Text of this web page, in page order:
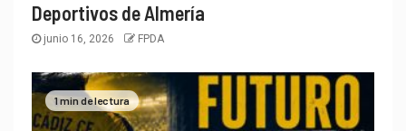
Deportivos de Almería
junio 16, 2026 FPDA
1 min de lectura